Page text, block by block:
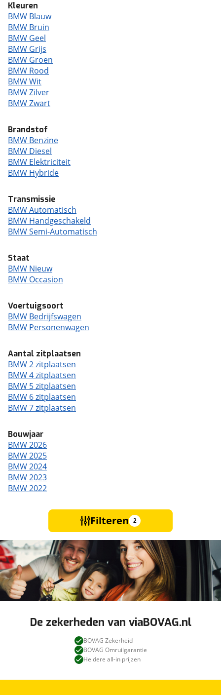
Kleuren
BMW Blauw
BMW Bruin
BMW Geel
BMW Grijs
BMW Groen
BMW Rood
BMW Wit
BMW Zilver
BMW Zwart
Brandstof
BMW Benzine
BMW Diesel
BMW Elektriciteit
BMW Hybride
Transmissie
BMW Automatisch
BMW Handgeschakeld
BMW Semi-Automatisch
Staat
BMW Nieuw
BMW Occasion
Voertuigsoort
BMW Bedrijfswagen
BMW Personenwagen
Aantal zitplaatsen
BMW 2 zitplaatsen
BMW 4 zitplaatsen
BMW 5 zitplaatsen
BMW 6 zitplaatsen
BMW 7 zitplaatsen
Bouwjaar
BMW 2026
BMW 2025
BMW 2024
BMW 2023
BMW 2022
Filteren 2
De zekerheden van viaBOVAG.nl
BOVAG Zekerheid
BOVAG Omruilgarantie
Heldere all-in prijzen